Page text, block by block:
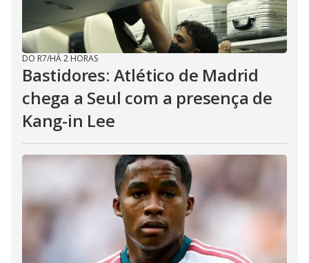
DO R7/HÁ 2 HORAS
Bastidores: Atlético de Madrid
chega a Seul com a presença de
Kang-in Lee